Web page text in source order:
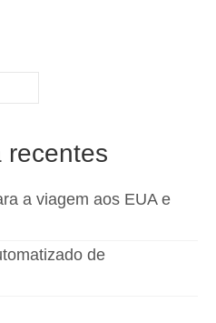
recentes
a viagem aos EUA e
de